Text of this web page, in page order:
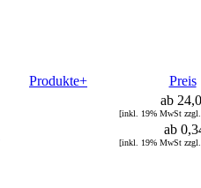
Produkte+
Preis
ab
[inkl. 19% MwSt
ab
[inkl. 19% MwSt